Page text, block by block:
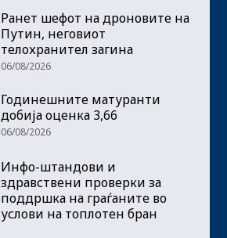
Ранет шефот на дроновите на
Путин, неговиот
телохранител загина
06/08/2026
Годинешните матуранти
добија оценка 3,66
06/08/2026
Инфо-штандови и
здравствени проверки за
поддршка на граѓаните во
услови на топлотен бран